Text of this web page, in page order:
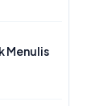
Menulis